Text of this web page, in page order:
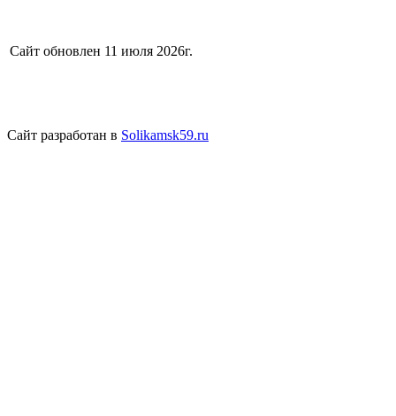
Сайт обновлен 11 июля 2026г.
Сайт разработан в Solikamsk59.ru